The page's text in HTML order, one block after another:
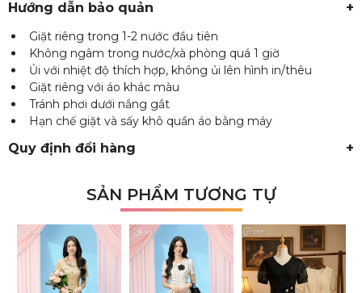
Hướng dẫn bảo quản +
Giặt riêng trong 1-2 nước đầu tiên
Không ngâm trong nước/xà phòng quá 1 giờ
Ủi với nhiệt độ thích hợp, không ủi lên hình in/thêu
Giặt riêng với áo khác màu
Tránh phơi dưới nắng gắt
Hạn chế giặt và sấy khô quần áo bằng máy
Quy định đổi hàng +
SẢN PHẨM TƯƠNG TỰ